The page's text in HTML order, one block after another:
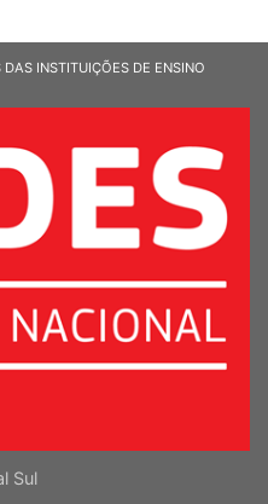
INSTITUIÇÕES DE ENSINO
Sul